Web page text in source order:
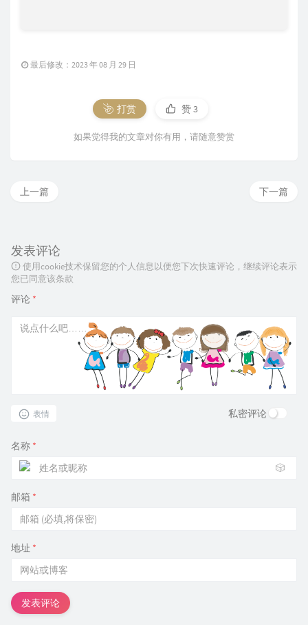
最后修改：2023 年 08 月 29 日
打赏 赞3
如果觉得我的文章对你有用，请随意赞赏
下一篇
上一篇
发表评论
使用cookie技术保留您的个人信息以便您下次快速评论，继续评论表示
您已同意该条款
评论 *
表情 私密评论
名称 *
🎲
邮箱 *
地址 *
发表评论